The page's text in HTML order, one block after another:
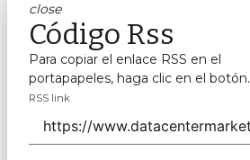
close
Código Rss
Para copiar el enlace RSS en el
portapapeles, haga clic en el botón.
RSS link